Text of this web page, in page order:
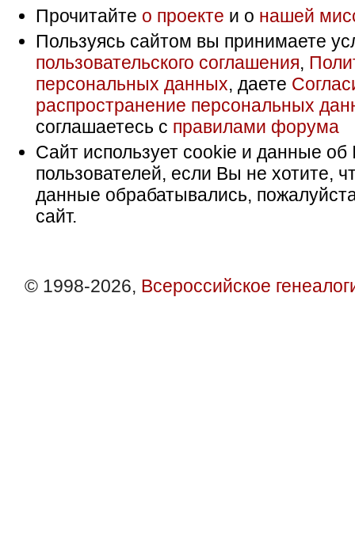
Прочитайте о проекте и о нашей
Пользуясь сайтом вы принимаете
пользовательского соглашения,
персональных данных, даете
распространение персональных
соглашаетесь с правилами форума
Сайт использует cookie и данные об
пользователей, если Вы не хотите,
данные обрабатывались,
сайт.
© 1998-2026, Всероссийское